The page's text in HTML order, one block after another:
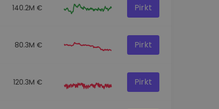
140.2M € Pirkt
80.3M € Pirkt
120.3M € Pirkt